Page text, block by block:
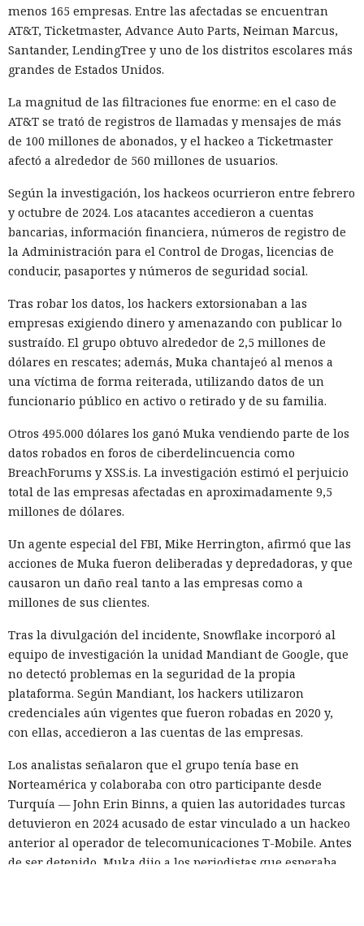
menos 165 empresas. Entre las afectadas se encuentran
AT&T, Ticketmaster, Advance Auto Parts, Neiman Marcus,
Santander, LendingTree y uno de los distritos escolares más
grandes de Estados Unidos.
La magnitud de las filtraciones fue enorme: en el caso de
AT&T se trató de registros de llamadas y mensajes de más
de 100 millones de abonados, y el hackeo a Ticketmaster
afectó a alrededor de 560 millones de usuarios.
Según la investigación, los hackeos ocurrieron entre febrero
y octubre de 2024. Los atacantes accedieron a cuentas
bancarias, información financiera, números de registro de
la Administración para el Control de Drogas, licencias de
conducir, pasaportes y números de seguridad social.
Tras robar los datos, los hackers extorsionaban a las
empresas exigiendo dinero y amenazando con publicar lo
sustraído. El grupo obtuvo alrededor de 2,5 millones de
dólares en rescates; además, Muka chantajeó al menos a
una víctima de forma reiterada, utilizando datos de un
funcionario público en activo o retirado y de su familia.
Otros 495.000 dólares los ganó Muka vendiendo parte de los
datos robados en foros de ciberdelincuencia como
BreachForums y XSS.is. La investigación estimó el perjuicio
total de las empresas afectadas en aproximadamente 9,5
millones de dólares.
Un agente especial del FBI, Mike Herrington, afirmó que las
acciones de Muka fueron deliberadas y depredadoras, y que
causaron un daño real tanto a las empresas como a
millones de sus clientes.
Tras la divulgación del incidente, Snowflake incorporó al
equipo de investigación la unidad Mandiant de Google, que
no detectó problemas en la seguridad de la propia
plataforma. Según Mandiant, los hackers utilizaron
credenciales aún vigentes que fueron robadas en 2020 y,
con ellas, accedieron a las cuentas de las empresas.
Los analistas señalaron que el grupo tenía base en
Norteamérica y colaboraba con otro participante desde
Turquía — John Erin Binns, a quien las autoridades turcas
detuvieron en 2024 acusado de estar vinculado a un hackeo
anterior al operador de telecomunicaciones T-Mobile. Antes
de ser detenido, Muka dijo a los periodistas que esperaba